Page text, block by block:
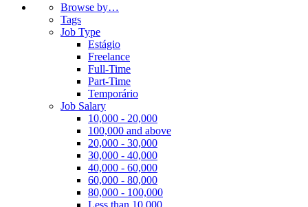
Browse by…
Tags
Job Type
Estágio
Freelance
Full-Time
Part-Time
Temporário
Job Salary
10,000 - 20,000
100,000 and above
20,000 - 30,000
30,000 - 40,000
40,000 - 60,000
60,000 - 80,000
80,000 - 100,000
Less than 10,000